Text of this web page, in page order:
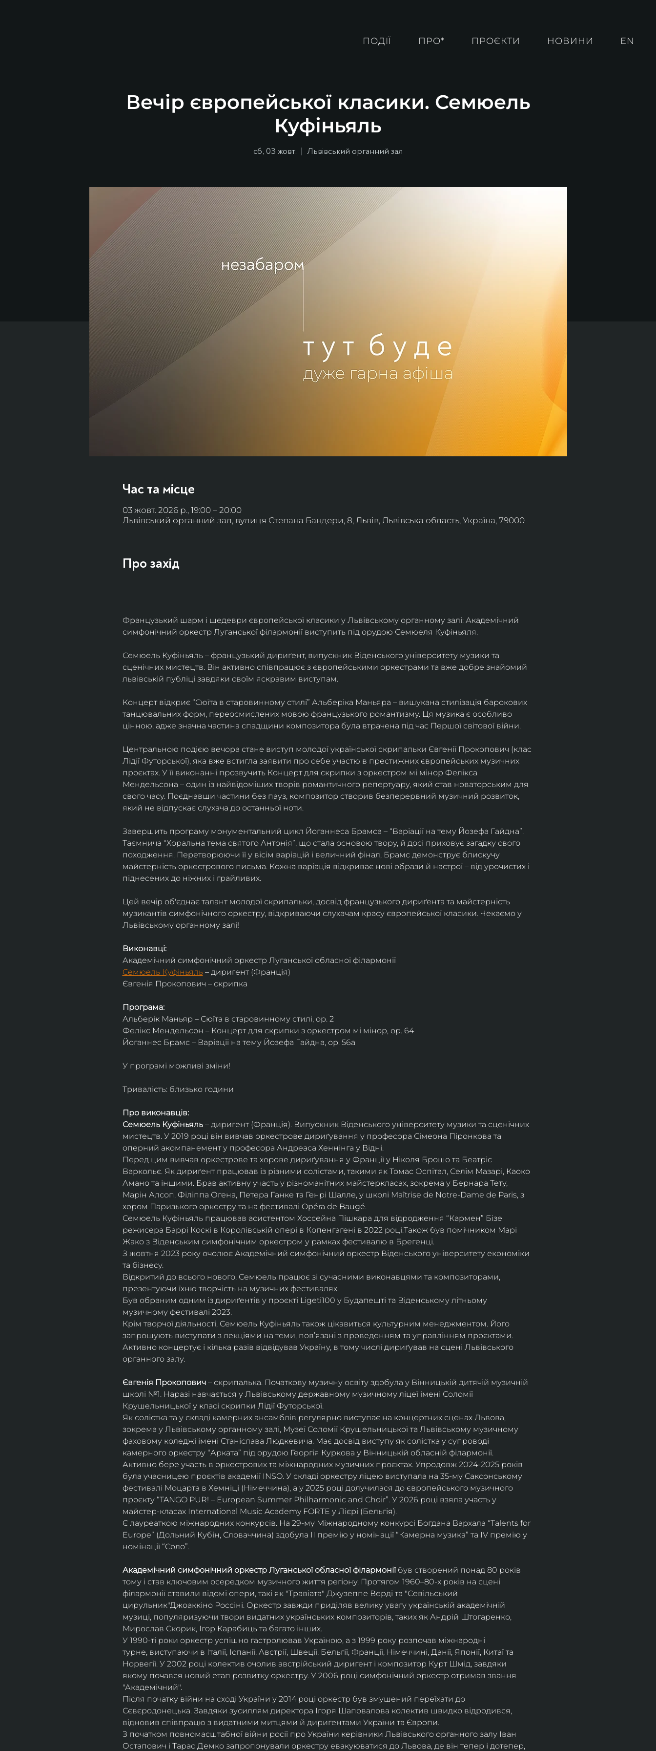
ПОДІЇ ПРО* ПРОЄКТИ НОВИНИ EN
Вечір європейської класики. Семюель
Куфіньяль
сб, 03 жовт.
  |
Львівський органний зал
Час та місце
03 жовт. 2026 р., 19:00 – 20:00
Львівський органний зал, вулиця Степана Бандери, 8, Львів, Львівська область, Україна, 79000
Про захід
Французький шарм і шедеври європейської класики у Львівському органному залі: Академічний
симфонічний оркестр Луганської філармонії виступить під орудою Семюеля Куфіньяля.
Семюель Куфіньяль – французький дириґент, випускник Віденського університету музики та
сценічних мистецтв. Він активно співпрацює з європейськими оркестрами та вже добре знайомий
львівській публіці завдяки своїм яскравим виступам.
Концерт відкриє “Сюїта в старовинному стилі” Альберіка Маньяра – вишукана стилізація барокових
танцювальних форм, переосмислених мовою французького романтизму. Ця музика є особливо
цінною, адже значна частина спадщини композитора була втрачена під час Першої світової війни.
Центральною подією вечора стане виступ молодої української скрипальки Євгенії Прокопович (клас
Лідії Футорської), яка вже встигла заявити про себе участю в престижних європейських музичних
проєктах. У її виконанні прозвучить Концерт для скрипки з оркестром мі мінор Фелікса
Мендельсона – один із найвідоміших творів романтичного репертуару, який став новаторським для
свого часу. Поєднавши частини без пауз, композитор створив безперервний музичний розвиток,
який не відпускає слухача до останньої ноти.
Завершить програму монументальний цикл Йоганнеса Брамса – “Варіації на тему Йозефа Гайдна”.
Таємнича “Хоральна тема святого Антонія”, що стала основою твору, й досі приховує загадку свого
походження. Перетворюючи її у вісім варіацій і величний фінал, Брамс демонструє блискучу
майстерність оркестрового письма. Кожна варіація відкриває нові образи й настрої – від урочистих і
піднесених до ніжних і грайливих.
Цей вечір об'єднає талант молодої скрипальки, досвід французького дириґента та майстерність
музикантів симфонічного оркестру, відкриваючи слухачам красу європейської класики. Чекаємо у
Львівському органному залі!
Виконавці:
Академічний симфонічний оркестр Луганської обласної філармонії
Семюель Куфіньяль – дириґент (Франція)
Євгенія Прокопович – скрипка
Програма:
Альберік Маньяр – Сюїта в старовинному стилі, ор. 2
Фелікс Мендельсон – Концерт для скрипки з оркестром мі мінор, ор. 64
Йоганнес Брамс – Варіації на тему Йозефа Гайдна, ор. 56a
У програмі можливі зміни!
Тривалість: близько години
Про виконавців:
Семюель Куфіньяль – дириґент (Франція). Випускник Віденського університету музики та сценічних
мистецтв. У 2019 році він вивчав оркестрове дириґування у професора Сімеона Піронкова та
оперний акомпанемент у професора Андреаса Хеннінга у Відні.
Перед цим вивчав оркестрове та хорове дириґування у Франції у Ніколя Брошо та Беатріс
Варкольє. Як дириґент працював із різними солістами, такими як Томас Оспітал, Селім Мазарі, Каоко
Амано та іншими. Брав активну участь у різноманітних майстеркласах, зокрема у Бернара Тету,
Марін Алсоп, Філіппа Огена, Петера Ганке та Генрі Шалле, у школі Maîtrise de Notre-Dame de Paris, з
хором Паризького оркестру та на фестивалі Opéra de Baugé.
Семюель Куфіньяль працював асистентом Хоссейна Пішкара для відродження “Кармен” Бізе
режисера Баррі Коскі в Королівській опері в Копенгагені в 2022 році.Також був помічником Марі
Жако з Віденським симфонічним оркестром у рамках фестивалю в Брегенці.
З жовтня 2023 року очолює Академічний симфонічний оркестр Віденського університету економіки
та бізнесу.
Відкритий до всього нового, Семюель працює зі сучасними виконавцями та композиторами,
презентуючи їхню творчість на музичних фестивалях.
Був обраним одним із дириґентів у проєкті Ligeti100 у Будапешті та Віденському літньому
музичному фестивалі 2023.
Крім творчої діяльності, Семюель Куфіньяль також цікавиться культурним менеджментом. Його
запрошують виступати з лекціями на теми, пов’язані з проведенням та управлінням проєктами.
Активно концертує і кілька разів відвідував Україну, в тому числі дириґував на сцені Львівського
органного залу.
Євгенія Прокопович – скрипалька. Початкову музичну освіту здобула у Вінницькій дитячій музичній
школі №1. Наразі навчається у Львівському державному музичному ліцеї імені Соломії
Крушельницької у класі скрипки Лідії Футорської.
Як солістка та у складі камерних ансамблів регулярно виступає на концертних сценах Львова,
зокрема у Львівському органному залі, Музеї Соломії Крушельницької та Львівському музичному
фаховому коледжі імені Станіслава Людкевича. Має досвід виступу як солістка у супроводі
камерного оркестру “Арката” під орудою Георгія Куркова у Вінницькій обласній філармонії.
Активно бере участь в оркестрових та міжнародних музичних проєктах. Упродовж 2024-2025 років
була учасницею проєктів академії INSO. У складі оркестру ліцею виступала на 35-му Саксонському
фестивалі Моцарта в Хемніці (Німеччина), а у 2025 році долучилася до європейського музичного
проєкту “TANGO PUR! – European Summer Philharmonic and Choir”. У 2026 році взяла участь у
майстер-класах International Music Academy FORTE у Лієрі (Бельгія).
Є лауреаткою міжнародних конкурсів. На 29-му Міжнародному конкурсі Богдана Вархала “Talents for
Europe” (Дольний Кубін, Словаччина) здобула ІІ премію у номінації “Камерна музика” та IV премію у
номінації “Соло”.
Академічний симфонічний оркестр Луганської обласної філармонії був створений понад 80 років
тому і став ключовим осередком музичного життя регіону. Протягом 1960–80-х років на сцені
філармонії ставили відомі опери, такі як "Травіата" Джузеппе Верді та "Севільський
цирульник"Джоаккіно Россіні. Оркестр завжди приділяв велику увагу українській академічній
музиці, популяризуючи твори видатних українських композиторів, таких як Андрій Штогаренко,
Мирослав Скорик, Ігор Карабиць та багато інших.
У 1990-ті роки оркестр успішно гастролював Україною, а з 1999 року розпочав міжнародні
турне, виступаючи в Італії, Іспанії, Австрії, Швеції, Бельгії, Франції, Німеччині, Данії, Японії, Китаї та
Норвегії. У 2002 році колектив очолив австрійський диригент і композитор Курт Шмід, завдяки
якому почався новий етап розвитку оркестру. У 2006 році симфонічний оркестр отримав звання
"Академічний".
Після початку війни на сході України у 2014 році оркестр був змушений переїхати до
Сєвєродонецька. Завдяки зусиллям директора Ігоря Шаповалова колектив швидко відродився,
відновив співпрацю з видатними митцями й диригентами України та Європи.
З початком повномасштабної війни росії про України керівники Львівського органного залу Іван
Остапович і Тарас Демко запропонували оркестру евакуюватися до Львова, де він тепер і дотепер,